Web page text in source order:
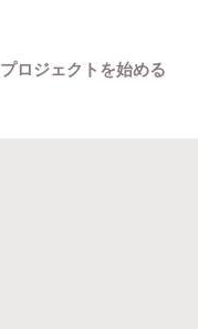
プロジェクトを始める